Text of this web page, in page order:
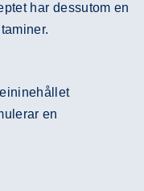
har dessutom en
en